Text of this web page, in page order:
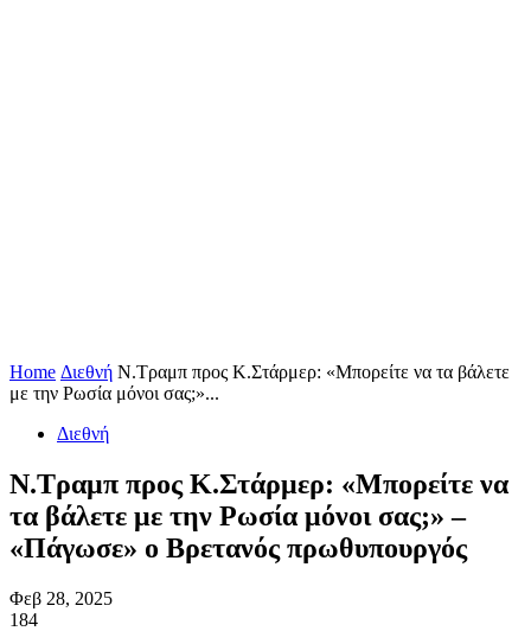
Home Διεθνή Ν.Τραμπ προς Κ.Στάρμερ: «Μπορείτε να τα βάλετε
με την Ρωσία μόνοι σας;»...
Διεθνή
Ν.Τραμπ προς Κ.Στάρμερ: «Μπορείτε να
τα βάλετε με την Ρωσία μόνοι σας;» –
«Πάγωσε» ο Βρετανός πρωθυπουργός
Φεβ 28, 2025
184